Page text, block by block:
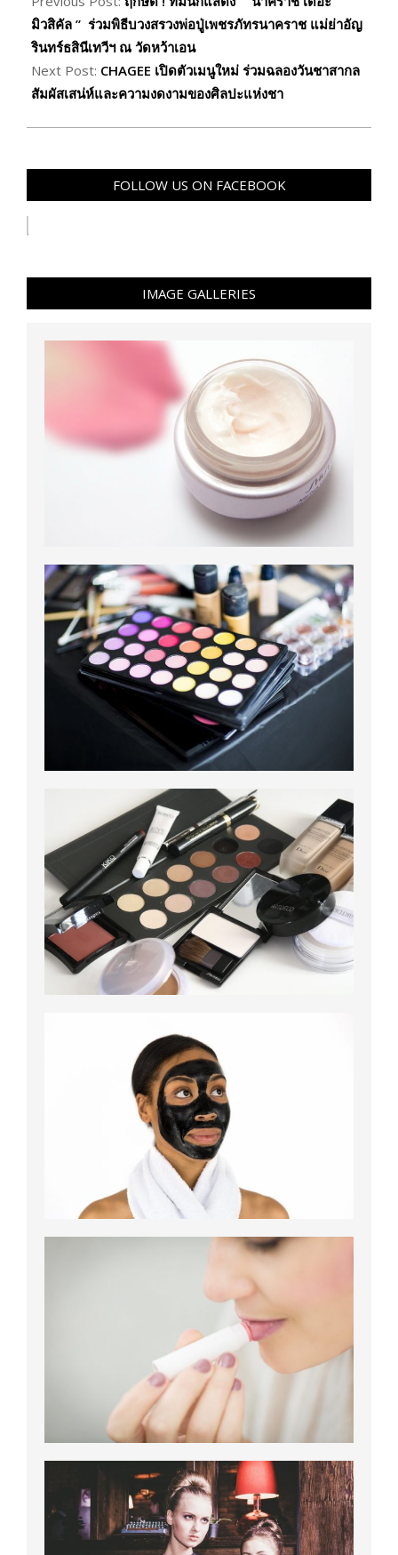
13
มิวสิคัล ” ร่วมพิธีบวงสรวงพ่อปู่เพชรภัทรนาคราช แม่ย่าอัญ
รินทร์ธสินีเทวีฯ ณ วัดหว้าเอน
Next Post: CHAGEE เปิดตัวเมนูใหม่ ร่วมฉลองวันชาสากล
สัมผัสเสน่ห์และความงดงามของศิลปะแห่งชา
FOLLOW US ON FACEBOOK
IMAGE GALLERIES